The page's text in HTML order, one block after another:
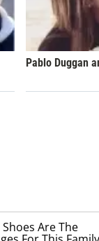
Pablo Duggan